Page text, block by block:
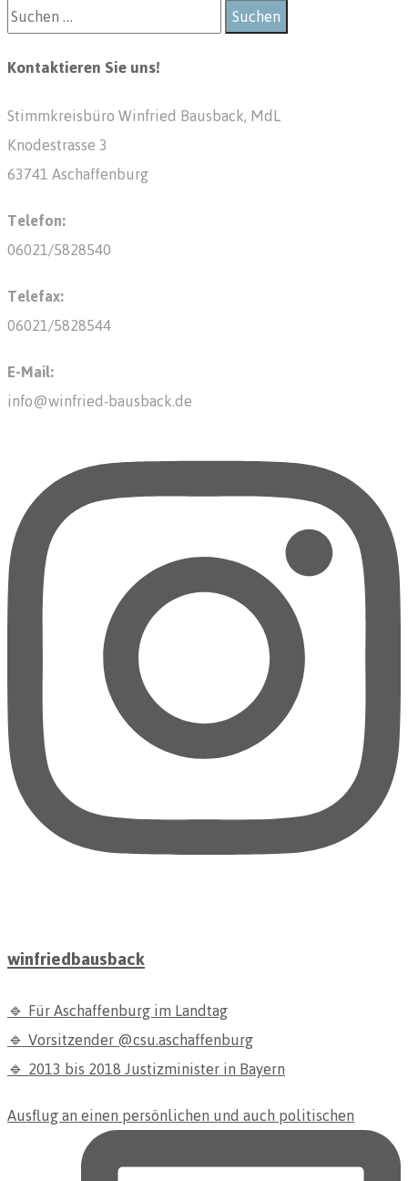
Kontaktieren Sie uns!
Stimmkreisbüro Winfried Bausback, MdL
Knodestrasse 3
63741 Aschaffenburg
Telefon:
06021/5828540
Telefax:
06021/5828544
E-Mail:
info@winfried-bausback.de
winfriedbausback
🔹 Für Aschaffenburg im Landtag
🔹 Vorsitzender @csu.aschaffenburg
🔹 2013 bis 2018 Justizminister in Bayern
Ausflug an einen persönlichen und auch politischen